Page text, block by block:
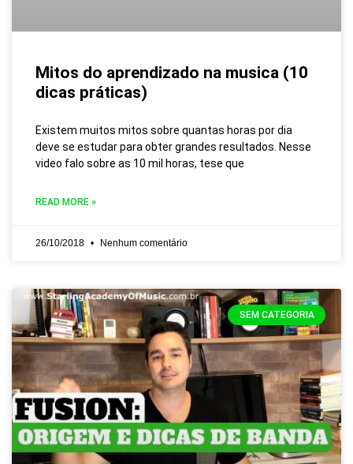
Mitos do aprendizado na musica (10
dicas práticas)
Existem muitos mitos sobre quantas horas por dia
deve se estudar para obter grandes resultados. Nesse
video falo sobre as 10 mil horas, tese que
READ MORE »
26/10/2018 Nenhum comentário
SEM CATEGORIA